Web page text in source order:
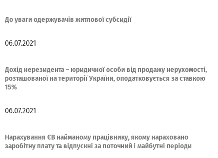
До уваги одержувачів житлової субсидії
06.07.2021
Дохід нерезидента – юридичної особи від продажу нерухомості,
розташованої на території України, оподатковується за ставкою
15%
06.07.2021
Нарахування ЄВ найманому працівнику, якому нараховано
заробітну плату та відпускні за поточний і майбутні періоди